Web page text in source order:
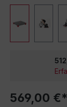
569,00 €*